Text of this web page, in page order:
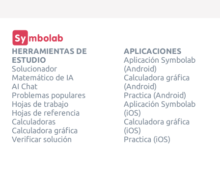
HERRAMIENTAS DE
ESTUDIO
Solucionador
Matemático de IA
AI Chat
Problemas populares
Hojas de trabajo
Hojas de referencia
Calculadoras
Calculadora gráfica
Verificar solución
APLICACIONES
Aplicación Symbolab
(Android)
Calculadora gráfica
(Android)
Practica (Android)
Aplicación Symbolab
(iOS)
Calculadora gráfica
(iOS)
Practica (iOS)